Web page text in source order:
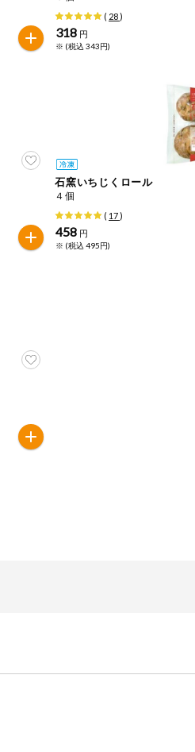
( 28)
318 円
※ (税込 343円)
石窯いちじくロール
４個
( 17)
458 円
※ (税込 495円)